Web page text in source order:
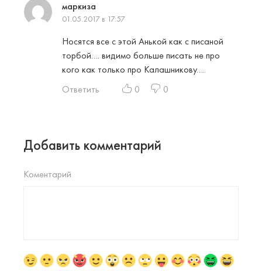
маркиза
01.05.2017 в 17:57
Носятся все с этой Анькой как с писаной
торбой…. видимо больше писать не про
кого как только про Калашникову….
Ответить
0 0
Добавить комментарий
Коментарий